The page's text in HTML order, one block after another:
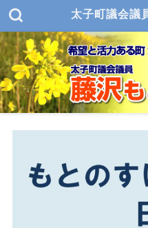
太子町議会議